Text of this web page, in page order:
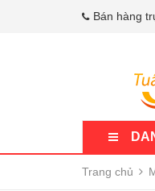
Bán hàng
Trang chủ